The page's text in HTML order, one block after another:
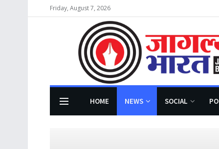
Friday, August 7, 2026
HOME NEWS SOCIAL